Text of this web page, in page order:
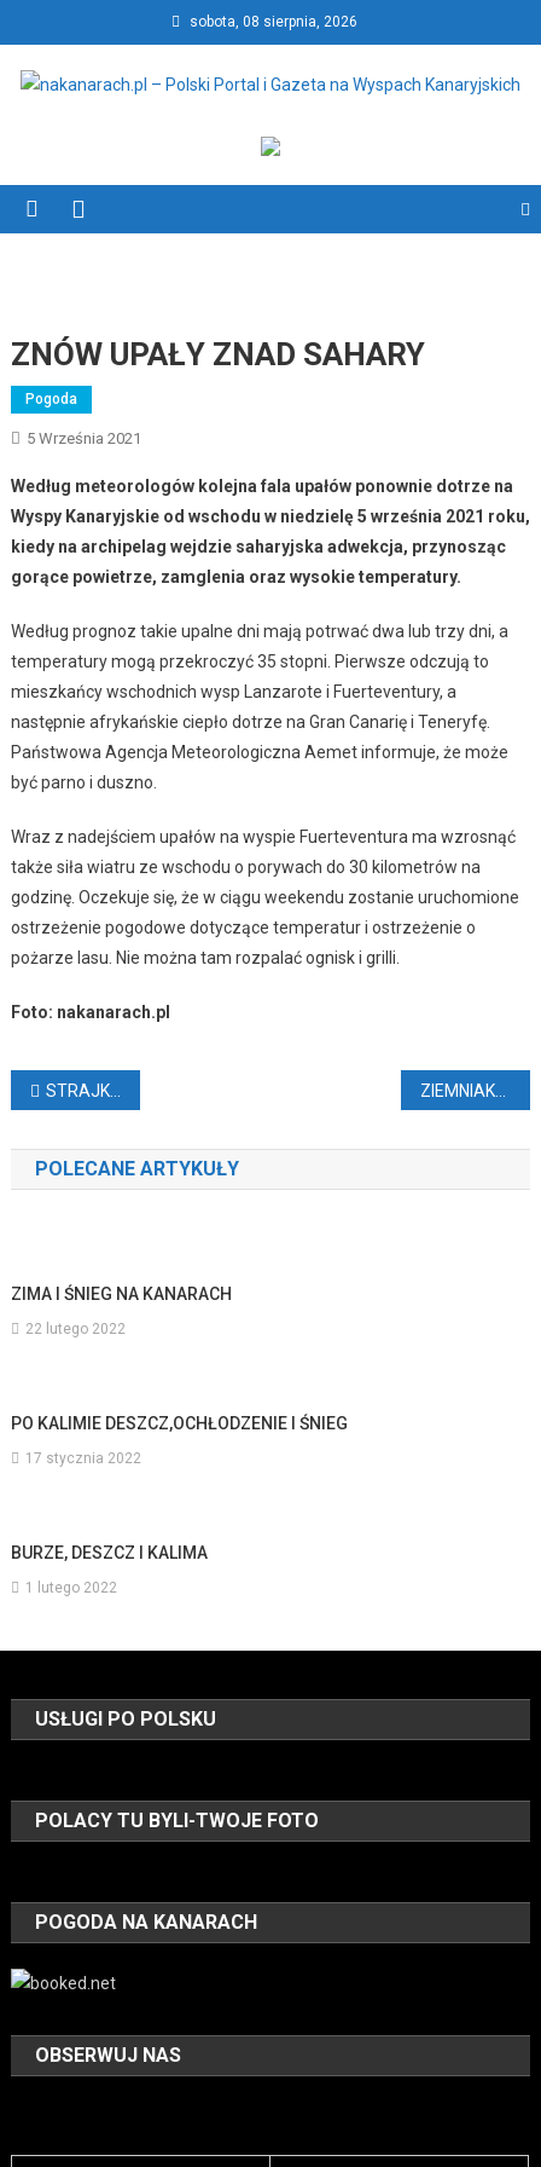
to
content
sobota, 08 sierpnia, 2026
nakanarach.pl – Polski Portal
i Gazeta na Wyspach
Kanaryjskich
ZNÓW UPAŁY ZNAD SAHARY
Pogoda
5 Września 2021
Według meteorologów kolejna fala upałów ponownie dotrze na
Wyspy Kanaryjskie od wschodu w niedzielę 5 września 2021 roku,
kiedy na archipelag wejdzie saharyjska adwekcja, przynosząc
gorące powietrze, zamglenia oraz wysokie temperatury.
Według prognoz takie upalne dni mają potrwać dwa lub trzy dni, a
temperatury mogą przekroczyć 35 stopni. Pierwsze odczują to
mieszkańcy wschodnich wysp Lanzarote i Fuerteventury, a
następnie afrykańskie ciepło dotrze na Gran Canarię i Teneryfę.
Państwowa Agencja Meteorologiczna Aemet informuje, że może
być parno i duszno.
Wraz z nadejściem upałów na wyspie Fuerteventura ma wzrosnąć
także siła wiatru ze wschodu o porywach do 30 kilometrów na
godzinę. Oczekuje się, że w ciągu weekendu zostanie uruchomione
ostrzeżenie pogodowe dotyczące temperatur i ostrzeżenie o
pożarze lasu. Nie można tam rozpalać ognisk i grilli.
Foto: nakanarach.pl
Nawigacja
wpisu
STRAJK NA LOTNISKU NA GRAN CANARII ZIEMNIAK-GIGANT Z GRAN CANARII
POLECANE ARTYKUŁY
ZIMA I ŚNIEG NA KANARACH
22 lutego 2022
PO KALIMIE DESZCZ,OCHŁODZENIE I ŚNIEG
17 stycznia 2022
BURZE, DESZCZ I KALIMA
1 lutego 2022
USŁUGI PO POLSKU
POLACY TU BYLI-TWOJE FOTO
POGODA NA KANARACH
OBSERWUJ NAS